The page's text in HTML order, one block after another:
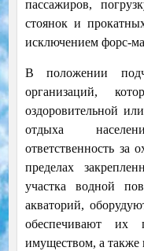
пассажиров,
стоянок и
исключением форс-
В положении
организаций,
оздоровительной
отдыха
ответственность за
пределах
участка водной
акваторий,
обеспечивают их
имуществом, а также